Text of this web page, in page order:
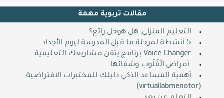
مقالات تربوية مهمة
التعليم المنزلي, هل هوحل رائع؟
5 أنشطة لمرحلة ما قبل المدرسة ليوم الأجداد
Voice Changer برنامج يتقن مشاريعك التعليمية
​ ​ أمراض الْقُلُوب وشفائها
أهمية المساعد الذكي دليلك للمختبرات الافتراضية
(virtuallabmenotor)